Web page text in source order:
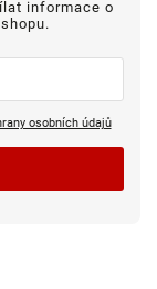
informace o
osobních údajů